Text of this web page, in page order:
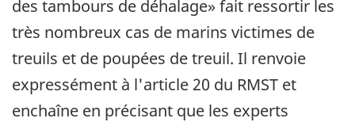
des tambours de déhalage» fait ressortir les
très nombreux cas de marins victimes de
treuils et de poupées de treuil. Il renvoie
expressément à l'article 20 du RMST et
enchaîne en précisant que les experts